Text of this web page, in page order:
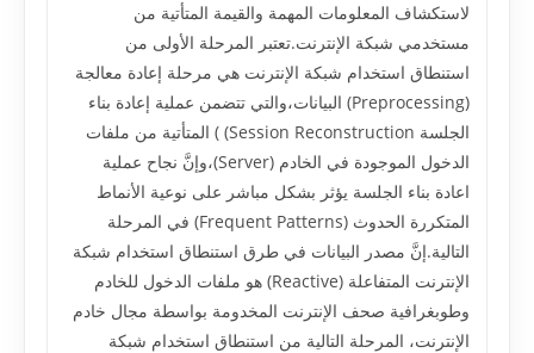
لاستكشاف المعلومات المهمة والقيمة المتأتية من
مستخدمي شبكة الإنترنت.تعتبر المرحلة الأولى من
استنطاق استخدام شبكة الإنترنت هي مرحلة إعادة معالجة
(Preprocessing) البيانات،والتي تتضمن عملية إعادة بناء
الجلسة Session Reconstruction) ) المتأتية من ملفات
الدخول الموجودة في الخادم (Server)،وإنَّ نجاح عملية
اعادة بناء الجلسة يؤثر بشكل مباشر على نوعية الأنماط
المتكررة الحدوث (Frequent Patterns) في المرحلة
التالية.إنَّ مصدر البيانات في طرق استنطاق استخدام شبكة
الإنترنت المتفاعلة (Reactive) هو ملفات الدخول للخادم
وطوبغرافية صحف الإنترنت المخدومة بواسطة مجال خادم
الإنترنت، المرحلة التالية من استنطاق استخدام شبكة